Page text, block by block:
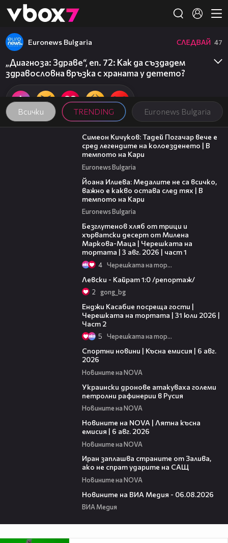
👾
Всички TRENDING Euronews Bulgaria
Euronews Bulgaria СЛЕДВАЙ 47
„Диагноза: Здраве“, еп. 72: Как да създадем
здравословна връзка с храната у детето?
11:23
Симеон Кичуков: Тадей Погачар вече е
сред легендите на колоезденето | В
темпото на Кари
Euronews Bulgaria
Йоана Илиева: Медалите не са всичко,
важно е какво остава след тях | В
темпото на Кари
Euronews Bulgaria
Безглутенов хляб от трици и
хърватски десерт от Милена
Маркова-Маца | Черешката на
тортата | 3 авг. 2026 | част 1
4 Черешката на тортата
Левски - Кайрат 1:0 /репортаж/
2 gong_bg
Енджи Касабие посреща гости |
Черешката на тортата | 31 юли 2026 |
Част 2
5 Черешката на тортата
Спортни новини | Късна емисия | 6 авг.
2026
Новините на NOVA
Украински дронове атакуваха големи
петролни рафинерии в Русия
Новините на NOVA
Новините на NOVA | Лятна късна
емисия | 6 авг. 2026
Новините на NOVA
Иран заплашва страните от Залива,
ако не спрат ударите на САЩ
Новините на NOVA
Новините на ВИА Медия - 06.08.2026
ВИА Медия